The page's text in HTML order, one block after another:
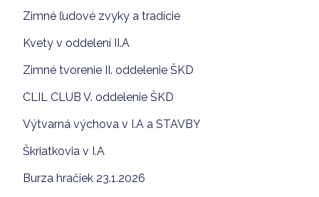
Zimné ľudové zvyky a tradície
Kvety v oddelení II.A
Zimné tvorenie II. oddelenie ŠKD
CLIL CLUB V. oddelenie ŠKD
Výtvarná výchova v I.A a STAVBY
Škriatkovia v I.A
Burza hračiek 23.1.2026